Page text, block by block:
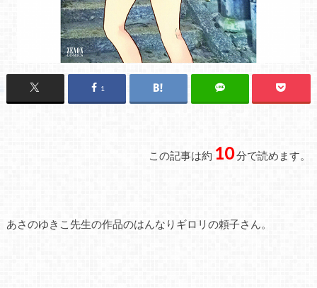
1
この記事は約 10分で読めます。
あさのゆきこ先生の作品のはんなりギロリの頼子さん。